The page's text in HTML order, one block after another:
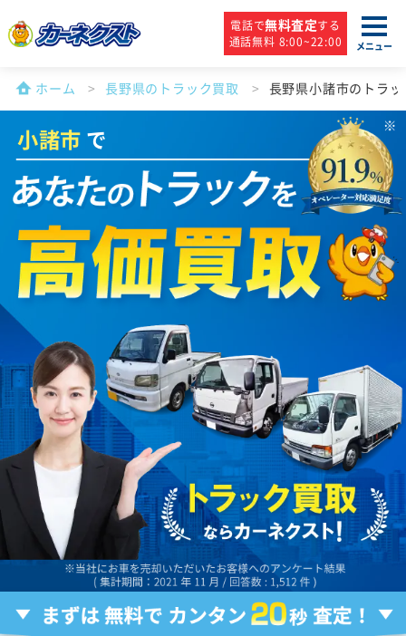
電話で無料査定する
通話無料 8:00~22:00
メニュー
ホーム 長野県のトラック買取 長野県小諸市のトラ
小諸市 で